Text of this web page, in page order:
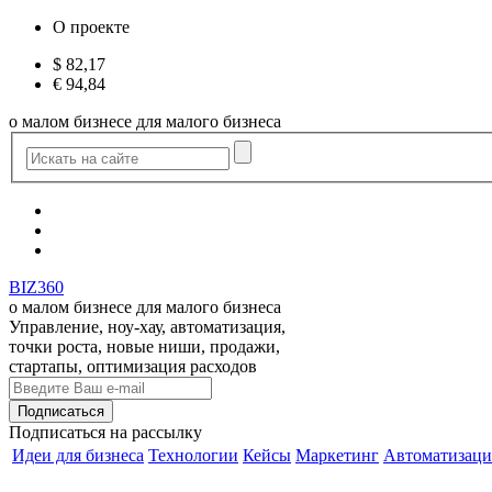
О проекте
$ 82,17
€ 94,84
о малом бизнесе для малого бизнеса
BIZ360
о малом бизнесе для малого бизнеса
Управление, ноу-хау, автоматизация,
точки роста, новые ниши, продажи,
стартапы, оптимизация расходов
Подписаться на рассылку
Идеи для бизнеса Технологии Кейсы Маркетинг